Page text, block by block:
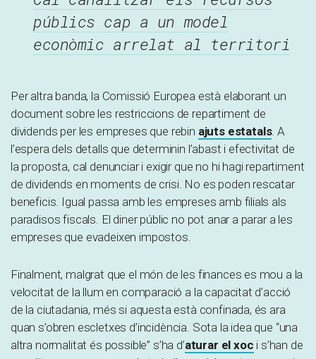
públics cap a un model
econòmic arrelat al territori
Per altra banda, la Comissió Europea està elaborant un
document sobre les restriccions de repartiment de
dividends per les empreses que rebin ajuts estatals. A
l’espera dels detalls que determinin l’abast i efectivitat de
la proposta, cal denunciar i exigir que no hi hagi repartiment
de dividends en moments de crisi. No es poden rescatar
beneficis. Igual passa amb les empreses amb filials als
paradisos fiscals. El diner públic no pot anar a parar a les
empreses que evadeixen impostos.
Finalment, malgrat que el món de les finances es mou a la
velocitat de la llum en comparació a la capacitat d’acció
de la ciutadania, més si aquesta està confinada, és ara
quan s’obren escletxes d’incidència. Sota la idea que “una
altra normalitat és possible” s’ha d’aturar el xoc i s’han de